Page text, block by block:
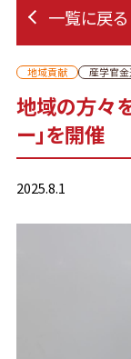
一覧に戻る
地域貢献 産学官
地域の方々
ー」を開催
2025.8.1